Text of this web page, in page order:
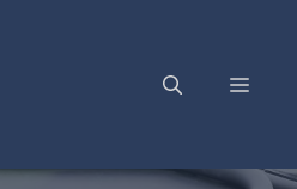
Menu